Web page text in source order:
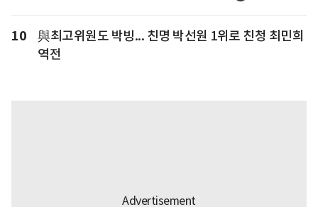
10
與최고위원도 박빙... 친명 박선원 1위로 친청 최민희
역전